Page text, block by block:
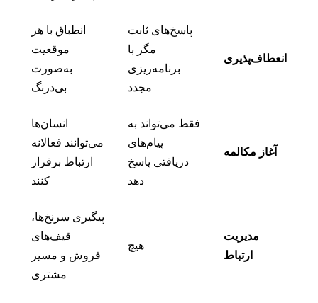
انعطاف‌پذیری
پاسخ‌های ثابت
مگر با
برنامه‌ریزی
مجدد
انطباق با هر
موقعیت
به‌صورت
بی‌درنگ
آغاز مکالمه
فقط می‌تواند به
پیام‌های
دریافتی پاسخ
انسان‌ها
می‌توانند فعالانه
ارتباط برقرار
مدیریت
ارتباط
پیگیری سرنخ‌ها،
قیف‌های
فروش و مسیر
مشتری